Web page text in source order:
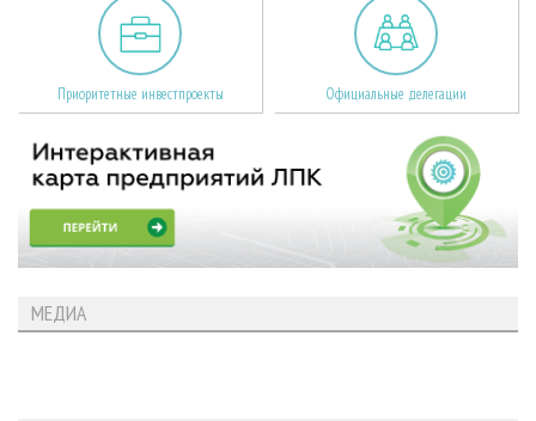
Приоритетные инвестпроекты Официальные делегации
МЕДИА